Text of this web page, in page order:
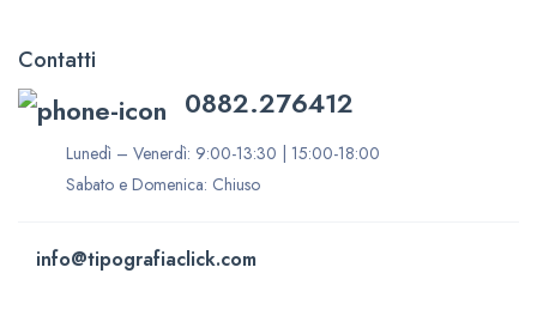
Contatti
0882.276412
Lunedì – Venerdì: 9:00-13:30 | 15:00-18:00
Sabato e Domenica: Chiuso
info@tipografiaclick.com